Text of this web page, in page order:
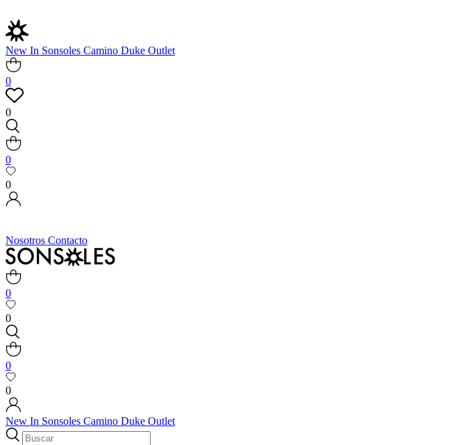
New In Sonsoles Camino Duke Outlet
0
0
0
0
Nosotros Contacto
0
0
0
0
New In Sonsoles Camino Duke Outlet